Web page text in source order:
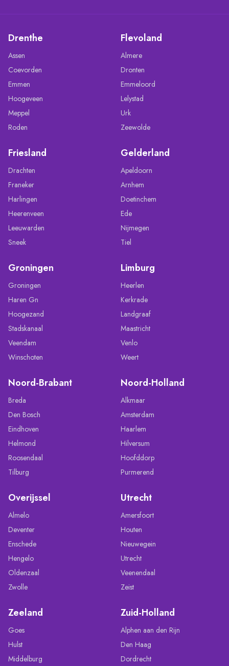
Drenthe
Assen
Coevorden
Emmen
Hoogeveen
Meppel
Roden
Flevoland
Almere
Dronten
Emmeloord
Lelystad
Urk
Zeewolde
Friesland
Drachten
Franeker
Harlingen
Heerenveen
Leeuwarden
Sneek
Gelderland
Apeldoorn
Arnhem
Doetinchem
Ede
Nijmegen
Tiel
Groningen
Groningen
Haren Gn
Hoogezand
Stadskanaal
Veendam
Winschoten
Limburg
Heerlen
Kerkrade
Landgraaf
Maastricht
Venlo
Weert
Noord-Brabant
Breda
Den Bosch
Eindhoven
Helmond
Roosendaal
Tilburg
Noord-Holland
Alkmaar
Amsterdam
Haarlem
Hilversum
Hoofddorp
Purmerend
Overijssel
Almelo
Deventer
Enschede
Hengelo
Oldenzaal
Zwolle
Utrecht
Amersfoort
Houten
Nieuwegein
Utrecht
Veenendaal
Zeist
Zeeland
Goes
Hulst
Middelburg
Zuid-Holland
Alphen aan den Rijn
Den Haag
Dordrecht